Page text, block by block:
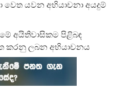
වෙත යවන අභියාචනා අයදුම්
අයිතිවාසිකම පිළිබඳ
කරනු ලබන අභියාචනය